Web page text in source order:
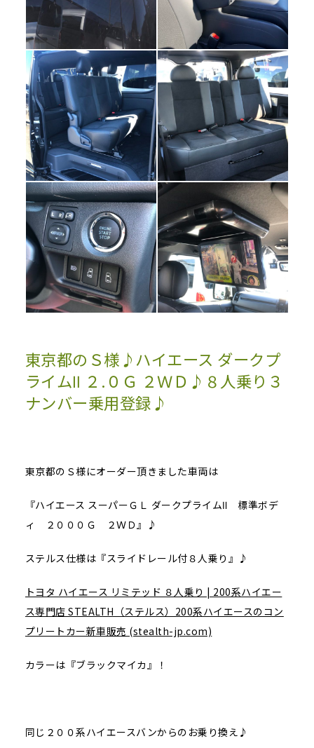
東京都のＳ様♪ハイエース ダークプ
ライムⅡ ２.０Ｇ ２ＷＤ♪８人乗り３
ナンバー乗用登録♪
東京都のＳ様にオーダー頂きました車両は
『ハイエース スーパーＧＬ ダークプライムⅡ 標準ボデ
ィ ２０００Ｇ ２ＷＤ』♪
ステルス仕様は『スライドレール付８人乗り』♪
トヨタ ハイエース リミテッド ８人乗り | 200系ハイエー
ス専門店 STEALTH（ステルス）200系ハイエースのコン
プリートカー新車販売 (stealth-jp.com)
カラーは『ブラックマイカ』！
同じ２００系ハイエースバンからのお乗り換え♪